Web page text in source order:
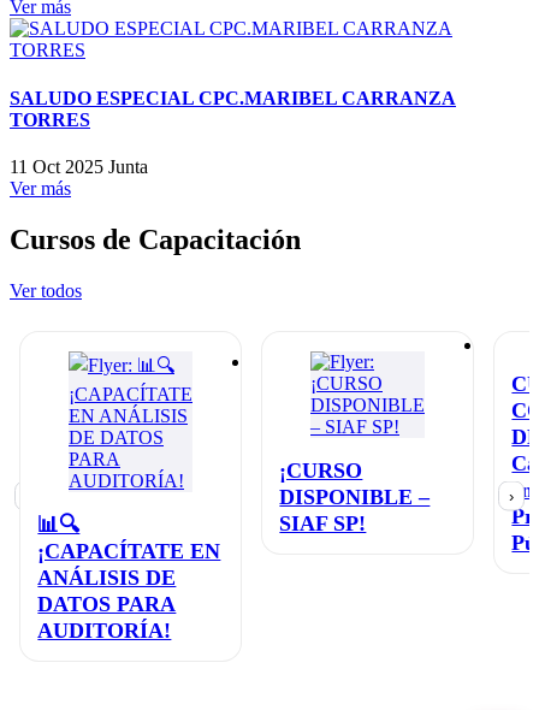
Ver más
SALUDO ESPECIAL CPC.MARIBEL CARRANZA
TORRES
11 Oct 2025 Junta
Ver más
Cursos de Capacitación
Ver todos
📊🔍
¡CAPACÍTATE EN
ANÁLISIS DE
DATOS PARA
AUDITORÍA!
¡CURSO
DISPONIBLE –
SIAF SP!
en
›